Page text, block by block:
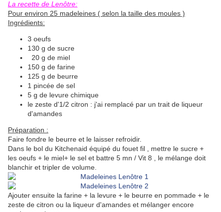
La recette de Lenôtre:
Pour environ 25 madeleines ( selon la taille des moules )
Ingrédients:
3 oeufs
130 g de sucre
20 g de miel
150 g de farine
125 g de beurre
1 pincée de sel
5 g de levure chimique
le zeste d'1/2 citron : j'ai remplacé par un trait de liqueur
d'amandes
Préparation :
Faire fondre le beurre et le laisser refroidir.
Dans le bol du Kitchenaid équipé du fouet fil , mettre le sucre +
les oeufs + le miel+ le sel et battre 5 mn / Vit 8 , le mélange doit
blanchir et tripler de volume.
Ajouter ensuite la farine + la levure + le beurre en pommade + le
zeste de citron ou la liqueur d'amandes et mélanger encore